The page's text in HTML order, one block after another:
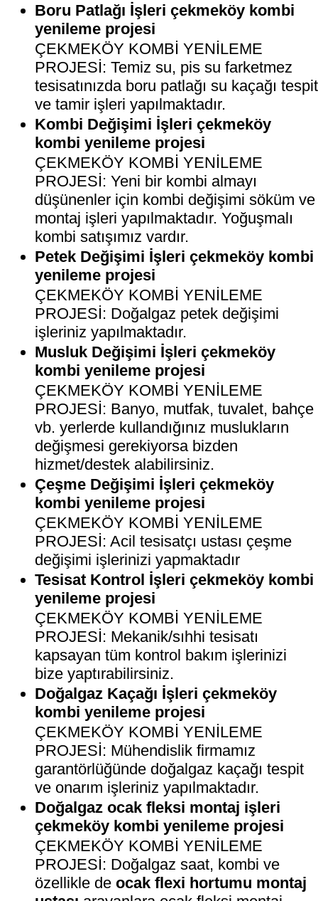
Boru Patlağı İşleri çekmeköy kombi
yenileme projesi
ÇEKMEKÖY KOMBİ YENİLEME
PROJESİ: Temiz su, pis su farketmez
tesisatınızda boru patlağı su kaçağı tespit
ve tamir işleri yapılmaktadır.
Kombi Değişimi İşleri çekmeköy
kombi yenileme projesi
ÇEKMEKÖY KOMBİ YENİLEME
PROJESİ: Yeni bir kombi almayı
düşünenler için kombi değişimi söküm ve
montaj işleri yapılmaktadır. Yoğuşmalı
kombi satışımız vardır.
Petek Değişimi İşleri çekmeköy kombi
yenileme projesi
ÇEKMEKÖY KOMBİ YENİLEME
PROJESİ: Doğalgaz petek değişimi
işleriniz yapılmaktadır.
Musluk Değişimi İşleri çekmeköy
kombi yenileme projesi
ÇEKMEKÖY KOMBİ YENİLEME
PROJESİ: Banyo, mutfak, tuvalet, bahçe
vb. yerlerde kullandığınız muslukların
değişmesi gerekiyorsa bizden
hizmet/destek alabilirsiniz.
Çeşme Değişimi İşleri çekmeköy
kombi yenileme projesi
ÇEKMEKÖY KOMBİ YENİLEME
PROJESİ: Acil tesisatçı ustası çeşme
değişimi işlerinizi yapmaktadır
Tesisat Kontrol İşleri çekmeköy kombi
yenileme projesi
ÇEKMEKÖY KOMBİ YENİLEME
PROJESİ: Mekanik/sıhhi tesisatı
kapsayan tüm kontrol bakım işlerinizi
bize yaptırabilirsiniz.
Doğalgaz Kaçağı İşleri çekmeköy
kombi yenileme projesi
ÇEKMEKÖY KOMBİ YENİLEME
PROJESİ: Mühendislik firmamız
garantörlüğünde doğalgaz kaçağı tespit
ve onarım işleriniz yapılmaktadır.
Doğalgaz ocak fleksi montaj işleri
çekmeköy kombi yenileme projesi
ÇEKMEKÖY KOMBİ YENİLEME
PROJESİ: Doğalgaz saat, kombi ve
özellikle deocak flexi hortumu montaj